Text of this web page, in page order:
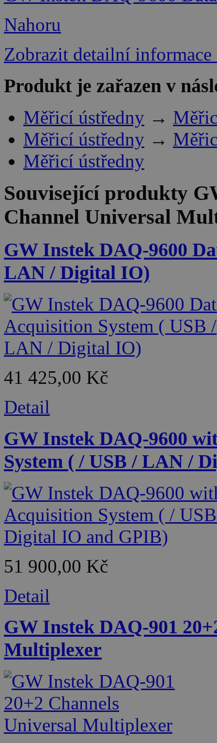
Nahoru
Zobrazit detailní informace
Produkt je zařazen v
Měřicí ústředny →
Měřicí ústředny →
Měřicí ústředny
Související produkty
Channel Universal
GW Instek DAQ-9600
LAN / Digital IO)
41 425,00 Kč
Detail
GW Instek DAQ-9600
System ( / USB / LAN /
51 900,00 Kč
Detail
GW Instek DAQ-901
Multiplexer